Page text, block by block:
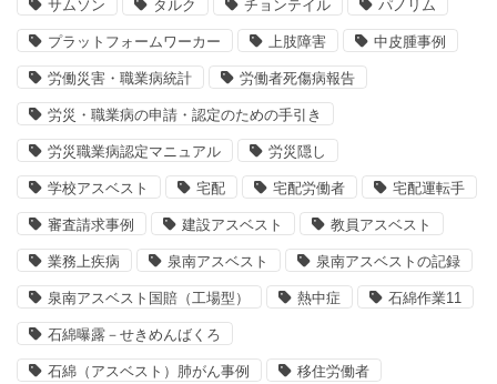
サムソン タルク チョンテイル パノリム
プラットフォームワーカー 上肢障害 中皮腫事例
労働災害・職業病統計 労働者死傷病報告
労災・職業病の申請・認定のための手引き
労災職業病認定マニュアル 労災隠し
学校アスベスト 宅配 宅配労働者 宅配運転手
審査請求事例 建設アスベスト 教員アスベスト
業務上疾病 泉南アスベスト 泉南アスベストの記録
泉南アスベスト国賠（工場型） 熱中症 石綿作業11
石綿曝露－せきめんばくろ
石綿（アスベスト）肺がん事例 移住労働者